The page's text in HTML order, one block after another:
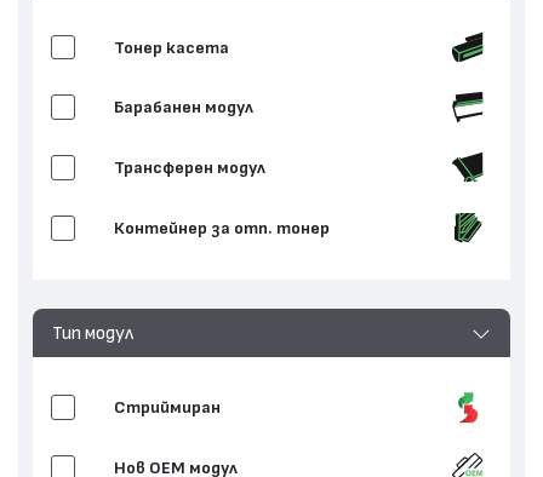
Тонер касета
Барабанен модул
Трансферен модул
Контейнер за отп. тонер
Тип модул
Стриймиран
Нов ОЕМ модул